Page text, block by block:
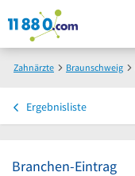
Zahnärzte Braunschweig
Ergebnisliste
Branchen-Eintrag